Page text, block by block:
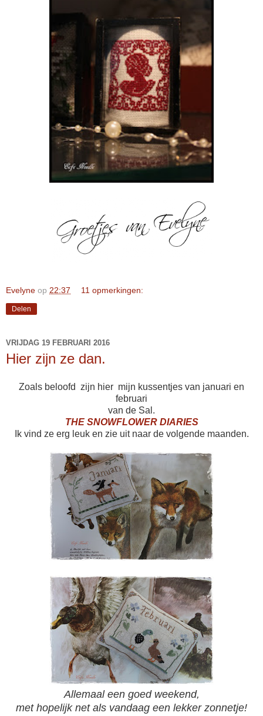
Evelyne op 22:37 11 opmerkingen:
Delen
VRIJDAG 19 FEBRUARI 2016
Hier zijn ze dan.
Zoals beloofd zijn hier mijn kussentjes van januari en
februari
van de Sal.
THE SNOWFLOWER DIARIES
Ik vind ze erg leuk en zie uit naar de volgende maanden.
Allemaal een goed weekend,
met hopelijk net als vandaag een lekker zonnetje!